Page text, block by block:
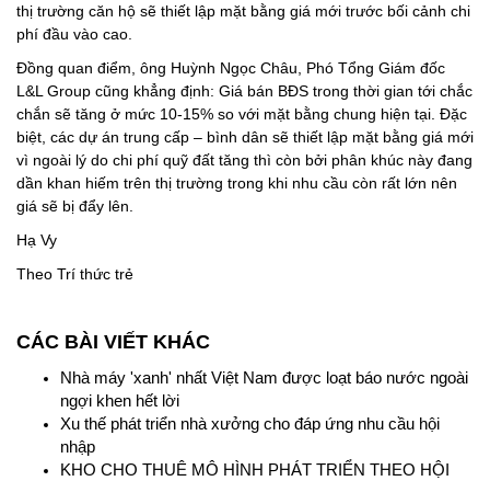
thị trường căn hộ sẽ thiết lập mặt bằng giá mới trước bối cảnh chi
phí đầu vào cao.
Đồng quan điểm, ông Huỳnh Ngọc Châu, Phó Tổng Giám đốc
L&L Group cũng khẳng định: Giá bán BĐS trong thời gian tới chắc
chắn sẽ tăng ở mức 10-15% so với mặt bằng chung hiện tại. Đặc
biệt, các dự án trung cấp – bình dân sẽ thiết lập mặt bằng giá mới
vì ngoài lý do chi phí quỹ đất tăng thì còn bởi phân khúc này đang
dần khan hiếm trên thị trường trong khi nhu cầu còn rất lớn nên
giá sẽ bị đẩy lên.
Hạ Vy
Theo Trí thức trẻ
CÁC BÀI VIẾT KHÁC
Nhà máy 'xanh' nhất Việt Nam được loạt báo nước ngoài
ngợi khen hết lời
Xu thế phát triển nhà xưởng cho đáp ứng nhu cầu hội
nhập
KHO CHO THUÊ MÔ HÌNH PHÁT TRIỂN THEO HỘI